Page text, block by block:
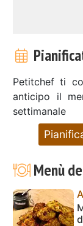
Petitchef ti
anticipo il
settimanale
Menù